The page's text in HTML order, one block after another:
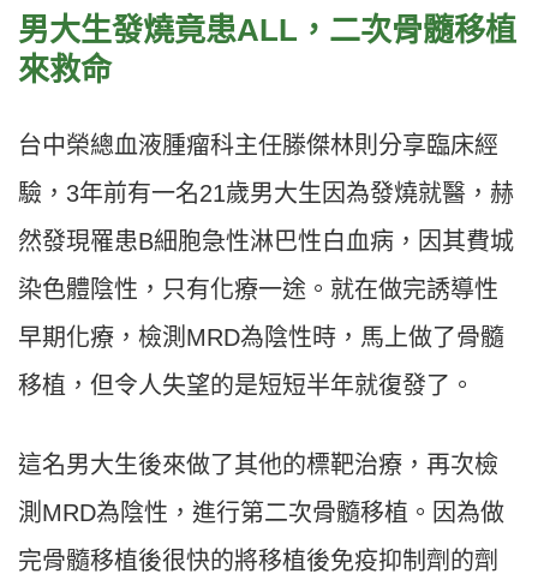
男大生發燒竟患ALL，二次骨髓移植
來救命
台中榮總血液腫瘤科主任滕傑林則分享臨床經
驗，3年前有一名21歲男大生因為發燒就醫，赫
然發現罹患B細胞急性淋巴性白血病，因其費城
染色體陰性，只有化療一途。就在做完誘導性
早期化療，檢測MRD為陰性時，馬上做了骨髓
移植，但令人失望的是短短半年就復發了。
這名男大生後來做了其他的標靶治療，再次檢
測MRD為陰性，進行第二次骨髓移植。因為做
完骨髓移植後很快的將移植後免疫抑制劑的劑